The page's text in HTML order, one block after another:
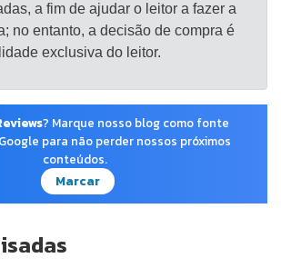
a fim de ajudar o leitor a fazer a
no entanto, a decisão de compra é
exclusiva do leitor.
? Marque nosso blog como fonte
para não perder nossos próximos
conteúdos.
Marcar